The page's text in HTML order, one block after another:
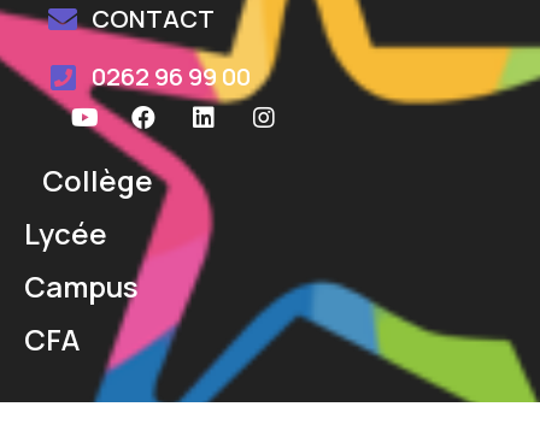
CONTACT
0262 96 99 00
Collège
Lycée
Campus
CFA